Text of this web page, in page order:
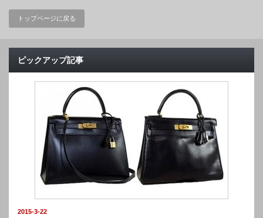
トップページに戻る
ピックアップ記事
2015-3-22